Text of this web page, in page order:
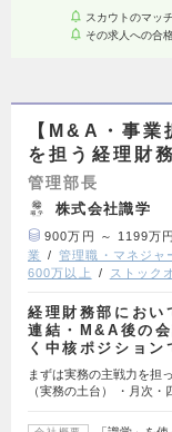
スカウトのマッ
その求人への合
【M&A・事
を担う経理財
管理部長
株式会社識学
900万円 ～ 1199万円
業
管理職・マネジャ
600万以上
ストック
経理財務部におい
連結・M&A後の
く中核ポジション
まずは実務の主戦力を
（実務の土台） ・月次